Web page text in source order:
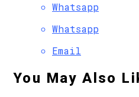
Whatsapp
Whatsapp
Email
You May Also